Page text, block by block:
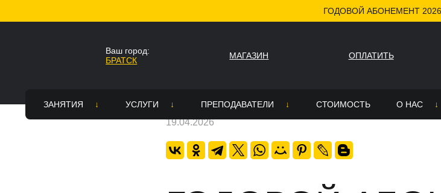
ГОДОВОЙ АБОНЕМЕНТ
Ваш город:
БРАТСК
МАГАЗИН ОПЛАТИТЬ
ЗАНЯТИЯ УСЛУГИ
Все услуги
Постановка танцевального номера
ПРЕПОДАВАТЕЛИ СТОИМОСТЬ О НАС
19.04.2026